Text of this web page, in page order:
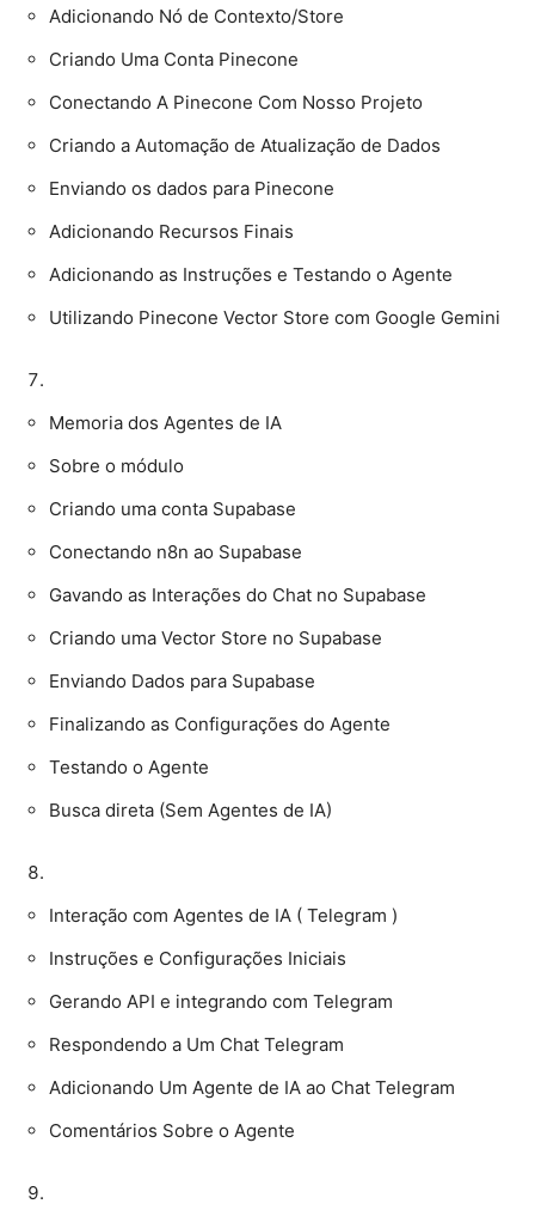
Adicionando Nó de Contexto/Store
Criando Uma Conta Pinecone
Conectando A Pinecone Com Nosso Projeto
Criando a Automação de Atualização de Dados
Enviando os dados para Pinecone
Adicionando Recursos Finais
Adicionando as Instruções e Testando o Agente
Utilizando Pinecone Vector Store com Google Gemini
Memoria dos Agentes de IA
Sobre o módulo
Criando uma conta Supabase
Conectando n8n ao Supabase
Gavando as Interações do Chat no Supabase
Criando uma Vector Store no Supabase
Enviando Dados para Supabase
Finalizando as Configurações do Agente
Testando o Agente
Busca direta (Sem Agentes de IA)
Interação com Agentes de IA ( Telegram )
Instruções e Configurações Iniciais
Gerando API e integrando com Telegram
Respondendo a Um Chat Telegram
Adicionando Um Agente de IA ao Chat Telegram
Comentários Sobre o Agente